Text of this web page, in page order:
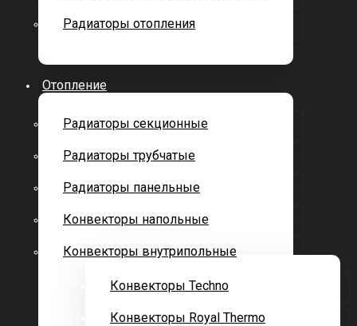
Радиаторы отопления
Отопление
Радиаторы секционные
Радиаторы трубчатые
Радиаторы панельные
Конвекторы напольные
Конвекторы внутрипольные
Конвекторы Techno
Конвекторы Royal Thermo